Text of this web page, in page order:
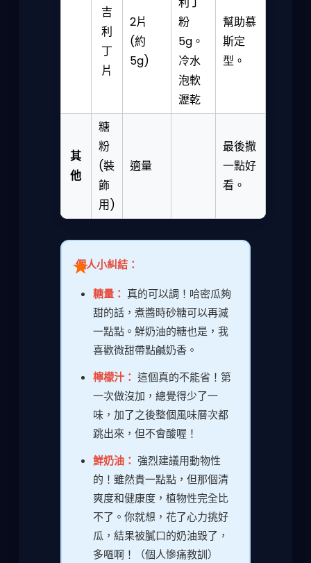
吉
利
丁
片
2片
(約
5g)
粉
5g。
冷水
泡軟
瀝乾
幫助慕
斯定
型。
其
他
糖
粉
(裝
飾
用)
適量
最後撒
一點好
看。
個人小糾結：
糖量： 真的可以調！哈密瓜夠
甜的話，煮醬時砂糖可以再減
一點點。鮮奶油的糖也是，我
喜歡微甜帶點鹹奶香。
檸檬汁： 這個真的不能省！第
一次做沒加，總覺得少了一
味，加了之後整個風味層次都
跳出來，但不會酸喔！
鮮奶油： 強烈建議用動物性
的！雖然貴一點點，但那個清
爽度和健康度，植物性完全比
不了。你就想，花了心力挑好
瓜，結果被膩口的奶油毀了，
多嘔啊！（個人慘痛教訓）